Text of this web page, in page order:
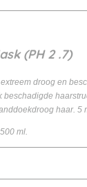
(PH 2 .7)
droog en
beschadigde
haar. 5
ml.